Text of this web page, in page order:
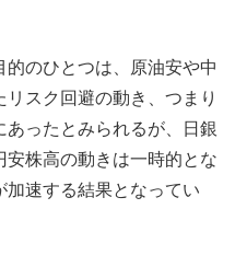
的のひとつは、原油安や中
スク回避の動き、つまり
あったとみられるが、日銀
株高の動きは一時的とな
加速する結果となってい